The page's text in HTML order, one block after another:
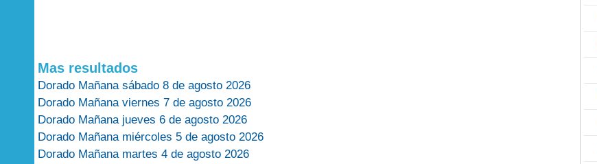
Mas resultados
Dorado Mañana sábado 8 de agosto 2026
Dorado Mañana viernes 7 de agosto 2026
Dorado Mañana jueves 6 de agosto 2026
Dorado Mañana miércoles 5 de agosto 2026
Dorado Mañana martes 4 de agosto 2026